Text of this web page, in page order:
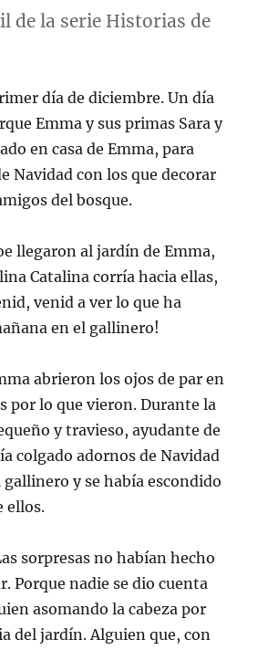
de la serie Historias de
día de diciembre. Un día
Emma y sus primas Sara y
en casa de Emma, para
Navidad con los que decorar
del bosque.
llegaron al jardín de Emma,
Catalina corría hacia ellas,
venid a ver lo que ha
en el gallinero!
abrieron los ojos de par en
por lo que vieron. Durante la
y travieso, ayudante de
colgado adornos de Navidad
y se había escondido
ellos.
sorpresas no habían hecho
Porque nadie se dio cuenta
asomando la cabeza por
del jardín. Alguien que, con